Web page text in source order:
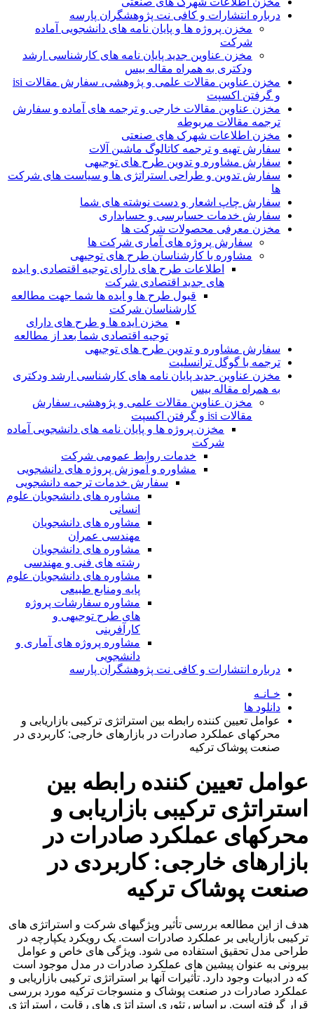
درباره انتشارات و کافی نت پژوهشگران پارسه
مخزن پروژه ها و پایان نامه های دانشجویی آماده
شرکت
مخزن عناوین جدید پایان نامه های کارشناسی ارشد
ودکتری به همراه مقاله بیس
مخزن عناوین مقالات علمی و پژوهشی، سفارش مقالات isi
و گرفتن اکسپت
مخزن عناوین مقالات خارجی و ترجمه های آماده و سفارش
ترجمه مقالات مربوطه
مخزن اطلاعات شهرک های صنعتی
سفارش تهیه و ترجمه کاتالوگ ماشین آلات
سفارش مشاوره و تدوین طرح های توجیهی
سفارش تدوین و طراحی استراتژی ها و سیاست های شرکت
ها
سفارش چاپ اشعار و دست نوشته های شما
سفارش خدمات حسابرسی و حسابداری
مخزن معرفی محصولات شرکت ها
سفارش پروژه های آماری شرکت ها
مشاوره با کارشناسان طرح های توجیهی
اطلاعات طرح های دارای توجیه اقتصادی و ایده
های جدید اقتصادی شرکت
قبول طرح ها و ایده ها شما جهت مطالعه
کارشناسان شرکت
مخزن ایده ها و طرح های دارای
توجیه اقتصادی شما بعد از مطالعه
سفارش مشاوره و تدوین طرح های توجیهی
ترجمه با گوگل ترانسلیت
مخزن عناوین جدید پایان نامه های کارشناسی ارشد ودکتری
به همراه مقاله بیس
مخزن عناوین مقالات علمی و پژوهشی، سفارش
مقالات isi و گرفتن اکسپت
مخزن پروژه ها و پایان نامه های دانشجویی آماده
شرکت
خدمات روابط عمومی شرکت
مشاوره و آموزش پروژه های دانشجویی
سفارش خدمات ترجمه دانشجویی
مشاوره های دانشجویان علوم
انسانی
مشاوره های دانشجویان
مهندسی عمران
مشاوره های دانشجویان
رشته های فنی و مهندسی
مشاوره های دانشجویان علوم
پایه ومنابع طبیعی
مشاوره سفارشات پروژه
های طرح توجیهی و
کارآفرینی
مشاوره پروژه های آماری و
دانشجویی
درباره انتشارات و کافی نت پژوهشگران پارسه
خـانـه
دانلود ها
عوامل تعیین کننده رابطه بین استراتژی ترکیبی بازاریابی و
محرکهای عملکرد صادرات در بازارهای خارجی: کاربردی در
صنعت پوشاک ترکیه
عوامل تعیین کننده رابطه بین
استراتژی ترکیبی بازاریابی و
محرکهای عملکرد صادرات در
بازارهای خارجی: کاربردی در
صنعت پوشاک ترکیه
هدف از این مطالعه بررسی تأثیر ویژگیهای شرکت و استراتژی های
ترکیبی بازاریابی بر عملکرد صادرات است. یک رویکرد یکپارچه در
طراحی مدل تحقیق استفاده می شود. ویژگی های خاص و عوامل
بیرونی به عنوان پیشین های عملکرد صادرات در مدل موجود است
که در ادبیات وجود دارد. تأثیرات آنها بر استراتژی ترکیبی بازاریابی و
عملکرد صادرات در صنعت پوشاک و منسوجات ترکیه مورد بررسی
قرار گرفته است. براساس تئوری استراتژی های رقابت ، استراتژی